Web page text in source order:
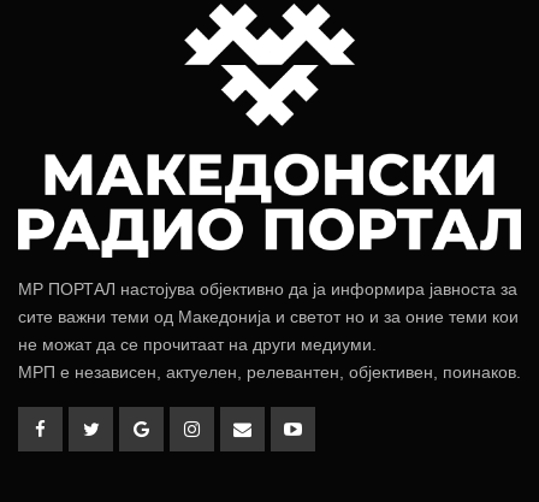
МР ПОРТАЛ настојува објективно да ја информира јавноста за
сите важни теми од Македонија и светот но и за оние теми кои
не можат да се прочитаат на други медиуми.
МРП е независен, актуелен, релевантен, објективен, поинаков.